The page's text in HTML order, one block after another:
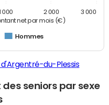
net par mois (€)
Hommes
000 2 000 3 000
du-Plessis
seniors par sexe